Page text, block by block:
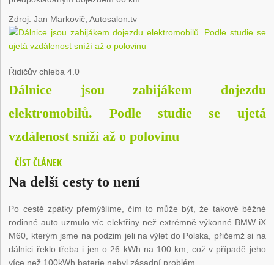
Zdroj: Jan Markovič, Autosalon.tv
Řidičův chleba 4.0
Dálnice jsou zabijákem dojezdu
elektromobilů. Podle studie se ujetá
vzdálenost sníží až o polovinu
ČÍST ČLÁNEK
Na delší cesty to není
Po cestě zpátky přemýšlíme, čím to může být, že takové běžné
rodinné auto uzmulo víc elektřiny než extrémně výkonné BMW iX
M60, kterým jsme na podzim jeli na výlet do Polska, přičemž si na
dálnici řeklo třeba i jen o 26 kWh na 100 km, což v případě jeho
více než 100kWh baterie nebyl zásadní problém.